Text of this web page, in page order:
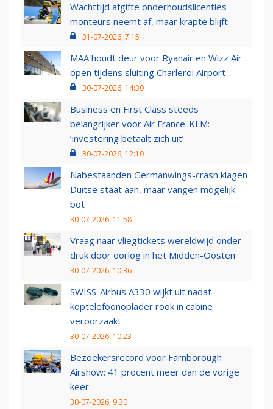
Wachttijd afgifte onderhoudslicenties
monteurs neemt af, maar krapte blijft
31-07-2026, 7:15
MAA houdt deur voor Ryanair en Wizz Air
open tijdens sluiting Charleroi Airport
30-07-2026, 14:30
Business en First Class steeds
belangrijker voor Air France-KLM:
‘investering betaalt zich uit’
30-07-2026, 12:10
Nabestaanden Germanwings-crash klagen
Duitse staat aan, maar vangen mogelijk
bot
30-07-2026, 11:58
Vraag naar vliegtickets wereldwijd onder
druk door oorlog in het Midden-Oosten
30-07-2026, 10:36
SWISS-Airbus A330 wijkt uit nadat
koptelefoonoplader rook in cabine
veroorzaakt
30-07-2026, 10:23
Bezoekersrecord voor Farnborough
Airshow: 41 procent meer dan de vorige
keer
30-07-2026, 9:30